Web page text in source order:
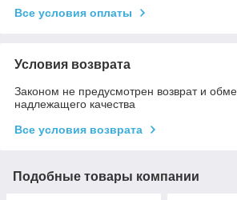
Все условия оплаты
Условия возврата
Законом не предусмотрен возврат и
надлежащего качества
Все условия возврата
Подобные товары компании